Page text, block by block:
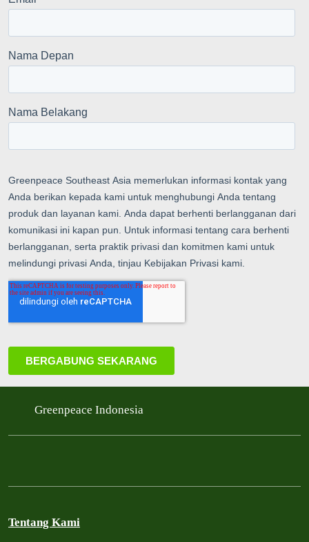
Greenpeace Indonesia
Tentang Kami